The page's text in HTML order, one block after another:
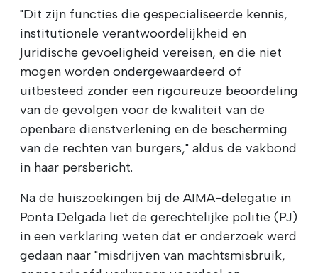
"Dit zijn functies die gespecialiseerde kennis,
institutionele verantwoordelijkheid en
juridische gevoeligheid vereisen, en die niet
mogen worden ondergewaardeerd of
uitbesteed zonder een rigoureuze beoordeling
van de gevolgen voor de kwaliteit van de
openbare dienstverlening en de bescherming
van de rechten van burgers," aldus de vakbond
in haar persbericht.
Na de huiszoekingen bij de AIMA-delegatie in
Ponta Delgada liet de gerechtelijke politie (PJ)
in een verklaring weten dat er onderzoek werd
gedaan naar "misdrijven van machtsmisbruik,